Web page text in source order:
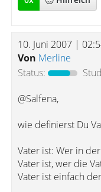
10. Juni 2007 |
Von Merline
Status:
@Salfena,
wie definierst Du
Vater ist: Wer in
Vater ist, wer die
Vater ist einfach